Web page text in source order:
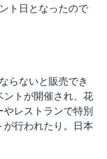
ト日となったので
らないと販売でき
ントが開催され、花
レストランで特別
行われたり。日本